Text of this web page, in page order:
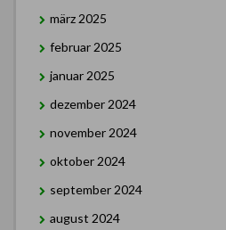
märz 2025
februar 2025
januar 2025
dezember 2024
november 2024
oktober 2024
september 2024
august 2024